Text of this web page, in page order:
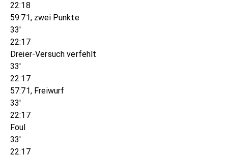
22:18
59:71, zwei Punkte
33'
22:17
Dreier-Versuch verfehlt
33'
22:17
57:71, Freiwurf
33'
22:17
Foul
33'
22:17